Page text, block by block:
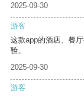
2025-09-30
游客
这款app的酒店、餐
验。
2025-09-30
游客